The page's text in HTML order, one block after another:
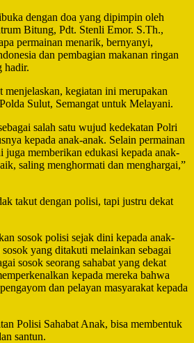
dengan doa yang dipimpin oleh
Bitung, Pdt. Stenli Emor. S.Th.,
permainan menarik, bernyanyi,
dan pembagian makanan ringan
hadir.
kegiatan ini merupakan
Sulut, Semangat untuk Melayani.
salah satu wujud kedekatan Polri
kepada anak-anak. Selain permainan
juga memberikan edukasi kepada anak-
saling menghormati dan menghargai,”
takut dengan polisi, tapi justru dekat
sosok polisi sejak dini kepada anak-
yang ditakuti melainkan sebagai
sosok seorang sahabat yang dekat
kepada mereka bahwa
dan pelayan masyarakat kepada
Polisi Sahabat Anak, bisa membentuk
santun.